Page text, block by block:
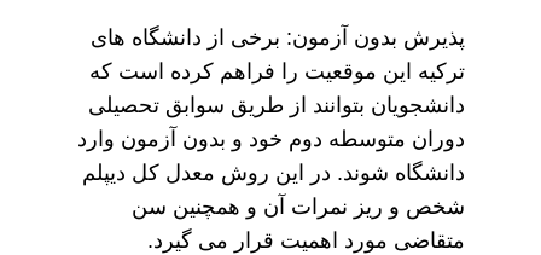
پذیرش بدون آزمون: برخی از دانشگاه های
ترکیه این موقعیت را فراهم کرده است که
دانشجویان بتوانند از طریق سوابق تحصیلی
دوران متوسطه دوم خود و بدون آزمون وارد
دانشگاه شوند. در این روش معدل کل دیپلم
شخص و ریز نمرات آن و همچنین سن
متقاضی مورد اهمیت قرار می گیرد.